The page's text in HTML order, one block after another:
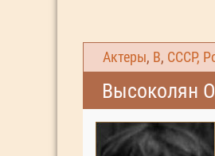
Актеры, В, СССР,
Высоколян